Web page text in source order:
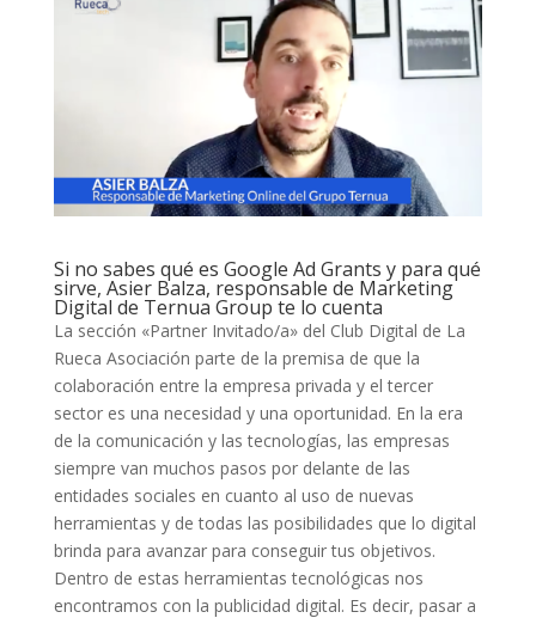
Si no sabes qué es Google Ad Grants y para qué
sirve, Asier Balza, responsable de Marketing
Digital de Ternua Group te lo cuenta
La sección «Partner Invitado/a» del Club Digital de La
Rueca Asociación parte de la premisa de que la
colaboración entre la empresa privada y el tercer
sector es una necesidad y una oportunidad. En la era
de la comunicación y las tecnologías, las empresas
siempre van muchos pasos por delante de las
entidades sociales en cuanto al uso de nuevas
herramientas y de todas las posibilidades que lo digital
brinda para avanzar para conseguir tus objetivos.
Dentro de estas herramientas tecnológicas nos
encontramos con la publicidad digital. Es decir, pasar a